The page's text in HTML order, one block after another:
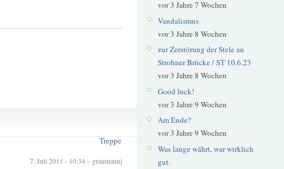
Treppe
7. Juli 2011 - 10:34 – graumannj
vor 3 Jahre 7 Wochen
Vandalismus
vor 3 Jahre 8 Wochen
zur Zerstörung der Stele an
Strohner Brücke / ST 10.6.23
vor 3 Jahre 8 Wochen
Good luck!
vor 3 Jahre 9 Wochen
Am Ende?
vor 3 Jahre 9 Wochen
Was lange währt, war wirklich
gut.